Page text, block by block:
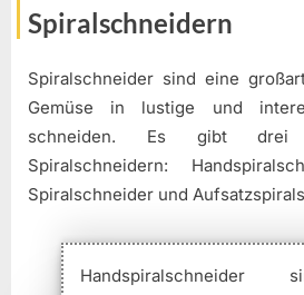
Spiralschneidern
Spiralschneider sind eine
Gemüse in lustige und
schneiden. Es gibt drei
Spiralschneidern:
Spiralschneider und
Handspiralschneider